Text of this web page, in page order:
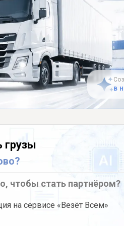
в
грузы
чтобы стать партнёром?
на сервисе «Везёт Всем»